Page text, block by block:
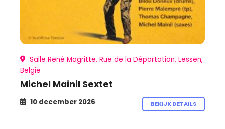
Salle René Magritte, Rue de la Déportation, Lessen,
België
Michel Mainil Sextet
10 december 2026 BEKIJK DETAILS